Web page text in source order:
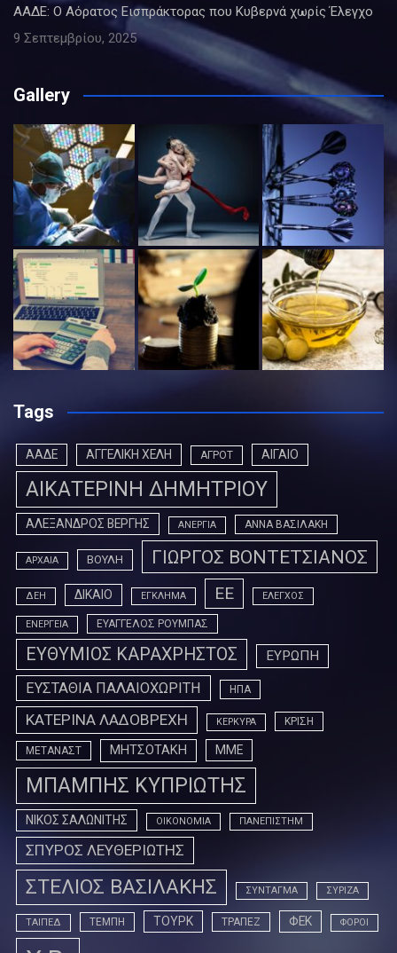
ΑΑΔΕ: Ο Αόρατος Εισπράκτορας που Κυβερνά χωρίς Έλεγχο
9 Σεπτεμβρίου, 2025
Gallery
Tags
ΑΑΔΕ ΑΓΓΕΛΙΚΗ ΧΕΛΗ ΑΓΡΟΤ ΑΙΓΑΙΟ
ΑΙΚΑΤΕΡΙΝΗ ΔΗΜΗΤΡΙΟΥ
ΑΛΕΞΑΝΔΡΟΣ ΒΕΡΓΗΣ ΑΝΕΡΓΙΑ ΑΝΝΑ ΒΑΣΙΛΑΚΗ
ΑΡΧΑΙΑ ΒΟΥΛΗ ΓΙΩΡΓΟΣ ΒΟΝΤΕΤΣΙΑΝΟΣ
ΔΕΗ ΔΙΚΑΙΟ ΕΓΚΛΗΜΑ ΕΕ ΕΛΕΓΧΟΣ
ΕΝΕΡΓΕΙΑ ΕΥΑΓΓΕΛΟΣ ΡΟΥΜΠΑΣ
ΕΥΘΥΜΙΟΣ ΚΑΡΑΧΡΗΣΤΟΣ ΕΥΡΩΠΗ
ΕΥΣΤΑΘΙΑ ΠΑΛΑΙΟΧΩΡΙΤΗ ΗΠΑ
ΚΑΤΕΡΙΝΑ ΛΑΔΟΒΡΕΧΗ ΚΕΡΚΥΡΑ ΚΡΙΣΗ
ΜΕΤΑΝΑΣΤ ΜΗΤΣΟΤΑΚΗ ΜΜΕ
ΜΠΑΜΠΗΣ ΚΥΠΡΙΩΤΗΣ
ΝΙΚΟΣ ΣΑΛΩΝΙΤΗΣ ΟΙΚΟΝΟΜΙΑ ΠΑΝΕΠΙΣΤΗΜ
ΣΠΥΡΟΣ ΛΕΥΘΕΡΙΩΤΗΣ
ΣΤΕΛΙΟΣ ΒΑΣΙΛΑΚΗΣ ΣΥΝΤΑΓΜΑ ΣΥΡΙΖΑ
ΤΑΙΠΕΔ ΤΕΜΠΗ ΤΟΥΡΚ ΤΡΑΠΕΖ ΦΕΚ ΦΟΡΟΙ